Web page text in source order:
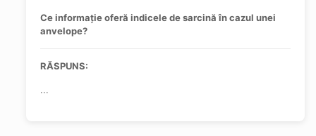
Ce informație oferă indicele de sarcină în cazul unei
anvelope?
RĂSPUNS:
...